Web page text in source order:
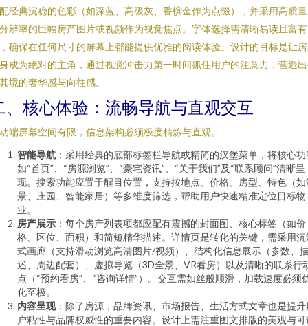
经典沉稳的色彩（如深蓝、高级灰、香槟金作为点缀），并采用高质
辨率的巨幅房产图片或视频作为视觉焦点。字体选择需清晰易读且富
确保在任何尺寸的屏幕上都能提供优雅的阅读体验。设计的目标是让
成为绝对的主角，通过视觉冲击力第一时间抓住用户的注意力，营造
境的奢华感与向往感。
、核心体验：流畅导航与直观交互
端屏幕空间有限，信息架构必须极度精炼与直观。
智能导航 ：采用经典的底部标签栏导航或精简的汉堡菜单，将核心功
如“首页”、“房源浏览”、“豪宅资讯”、“关于我们”及“联系顾问”清晰呈
现。搜索功能应置于醒目位置，支持按地点、价格、房型、特色（如
景、庄园、智能家居）等多维度筛选，帮助用户快速精准定位目标物
业。
房产展示 ：每个房产列表项都应配有震撼的封面图、核心标签（如价
格、区位、面积）和简短精华描述。详情页是转化的关键，需采用沉
式画廊（支持滑动浏览高清图片/视频）、结构化信息展示（参数、
述、周边配套）、虚拟导览（3D全景、VR看房）以及清晰的联系行
点（“预约看房”、“咨询详情”）。交互需如丝般顺滑，加载速度必须
化至极。
内容呈现：除了房源，品牌资讯、市场报告、生活方式文章也是提升
户粘性与品牌权威性的重要内容。设计上需注重图文排版的美观与可